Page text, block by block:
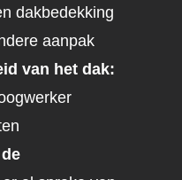
dakbedekking
aanpak
van het dak: